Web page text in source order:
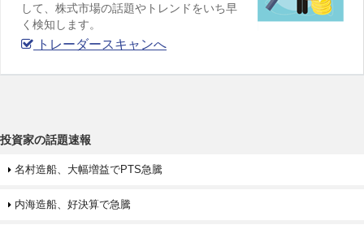
して、株式市場の話題やトレンドをいち早
く検知します。
トレーダースキャンへ
投資家の話題速報
名村造船、大幅増益でPTS急騰
内海造船、好決算で急騰